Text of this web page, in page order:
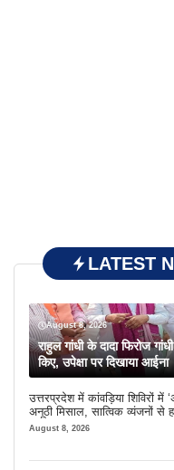
LATEST
August 8, 2026
राहुल गांधी के दादा फिरोज
किए, उपेक्षा पर दिखाया आईना
उत्तरप्रदेश में कांवड़िया शिविरों में
अनूठी मिसाल, सात्विक व्यंजनों से
इंतजाम
August 8, 2026